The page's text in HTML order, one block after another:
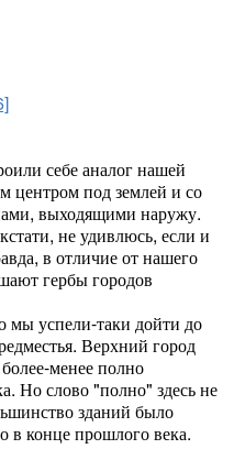
себе аналог нашей
под землей и со
выходящими наружу.
не удивлюсь, если и
в отличие от нашего
гербы городов
мы успели-таки дойти до
Верхний город
менее полно
Но слово "полно" здесь не
зданий было
в конце прошлого века.